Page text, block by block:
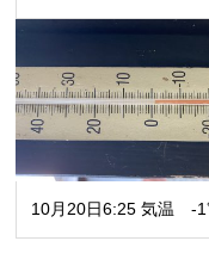
10月20日6:25 気温 -